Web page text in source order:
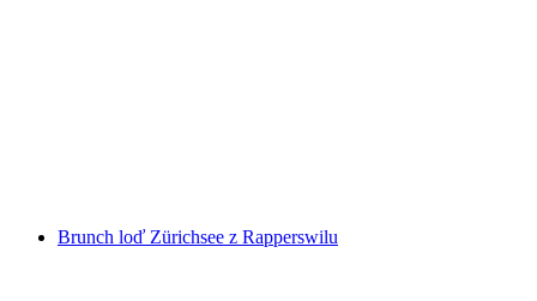
Brunch loď Zürichsee z Rapperswilu